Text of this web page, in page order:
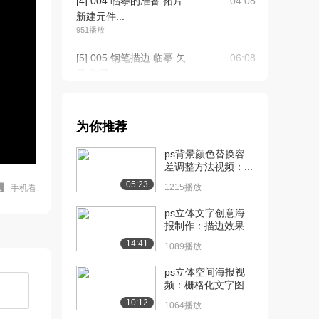
手机看
新建元件...
951播放
[5] 005.钢笔描边 临摹 矢
06:08
量 路径...
[7] 006.自制动画角色 绘制
修改过程...
06:15
[8] 006.自制动画角色 绘制
修改过程...
06:12
[9] 007.眨眼的动画 时间轴
待播放
为你推荐
05:23
ps背景颜色替换容
差调整方法视频：...
1215播放
14:41
ps立体文字创意海
报制作：描边效果...
1089播放
10:12
ps立体空间海报视
频：栅格化文字图...
1064播放